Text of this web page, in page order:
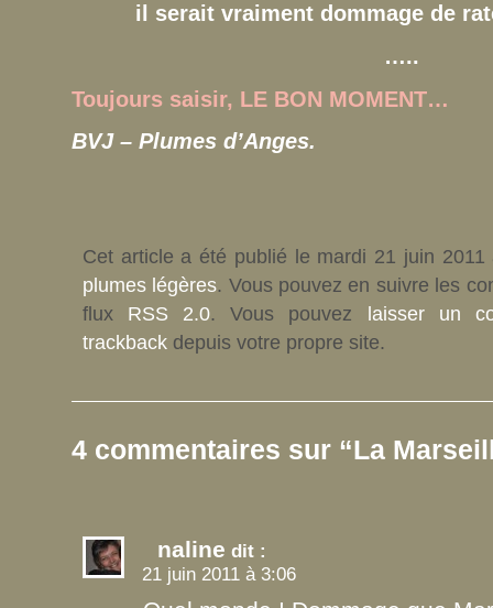
il serait vraiment dommage de
…..
Toujours saisir, LE BON MOMENT…
BVJ – Plumes d’Anges.
Cet article a été publié le mardi 21 juin
plumes légères. Vous pouvez en suivre les
flux RSS 2.0. Vous pouvez laisser un
trackback depuis votre propre site.
4 commentaires sur “La
naline dit :
21 juin 2011 à 3:06